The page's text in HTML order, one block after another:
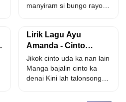
manyiram si bungo rayo
Lirik Lagu Ayu
Amanda - Cinto
Sabalah Hati
Jikok cinto uda ka nan lain
Manga bajalin cinto ka
denai Kini lah talonsong